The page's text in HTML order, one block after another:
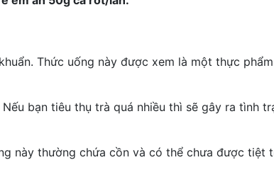
Thức uống này được xem là một thực
bạn tiêu thụ trà quá nhiều thì sẽ gây ra tình
này thường chứa cồn và có thể chưa được tiệt